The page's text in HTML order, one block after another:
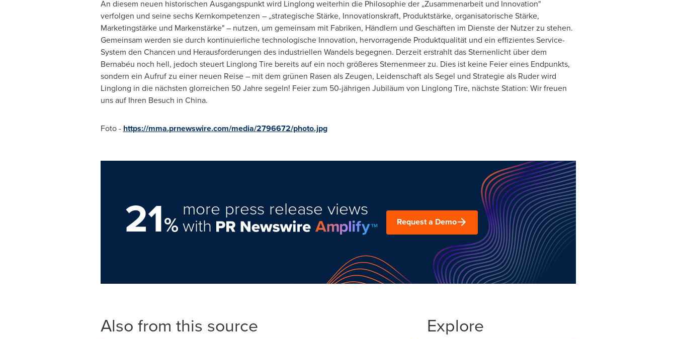
An diesem neuen historischen Ausgangspunkt wird Linglong weiterhin die Philosophie der „Zusammenarbeit und Innovation"
verfolgen und seine sechs Kernkompetenzen – „strategische Stärke, Innovationskraft, Produktstärke, organisatorische Stärke,
Marketingstärke und Markenstärke" – nutzen, um gemeinsam mit Fabriken, Händlern und Geschäften im Dienste der Nutzer zu stehen.
Gemeinsam werden sie durch kontinuierliche technologische Innovation, hervorragende Produktqualität und ein effizientes Service-
System den Chancen und Herausforderungen des industriellen Wandels begegnen. Derzeit erstrahlt das Sternenlicht über dem
Bernabéu noch hell, jedoch steuert Linglong Tire bereits auf ein noch größeres Sternenmeer zu. Dies ist keine Feier eines Endpunkts,
sondern ein Aufruf zu einer neuen Reise – mit dem grünen Rasen als Zeugen, Leidenschaft als Segel und Strategie als Ruder wird
Linglong in die nächsten glorreichen 50 Jahre segeln! Feier zum 50-jährigen Jubiläum von Linglong Tire, nächste Station: Wir freuen
uns auf Ihren Besuch in China.
Foto - https://mma.prnewswire.com/media/2796672/photo.jpg
21%
more press release views
with Request a Demo
Also from this source Explore